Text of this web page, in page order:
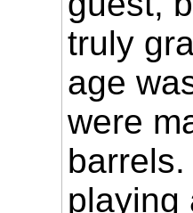
truly
age
were
playing